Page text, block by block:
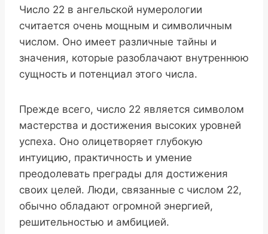
Число 22 в ангельской нумерологии
считается очень мощным и символичным
числом. Оно имеет различные тайны и
значения, которые разоблачают внутреннюю
сущность и потенциал этого числа.
Прежде всего, число 22 является символом
мастерства и достижения высоких уровней
успеха. Оно олицетворяет глубокую
интуицию, практичность и умение
преодолевать преграды для достижения
своих целей. Люди, связанные с числом 22,
обычно обладают огромной энергией,
решительностью и амбицией.